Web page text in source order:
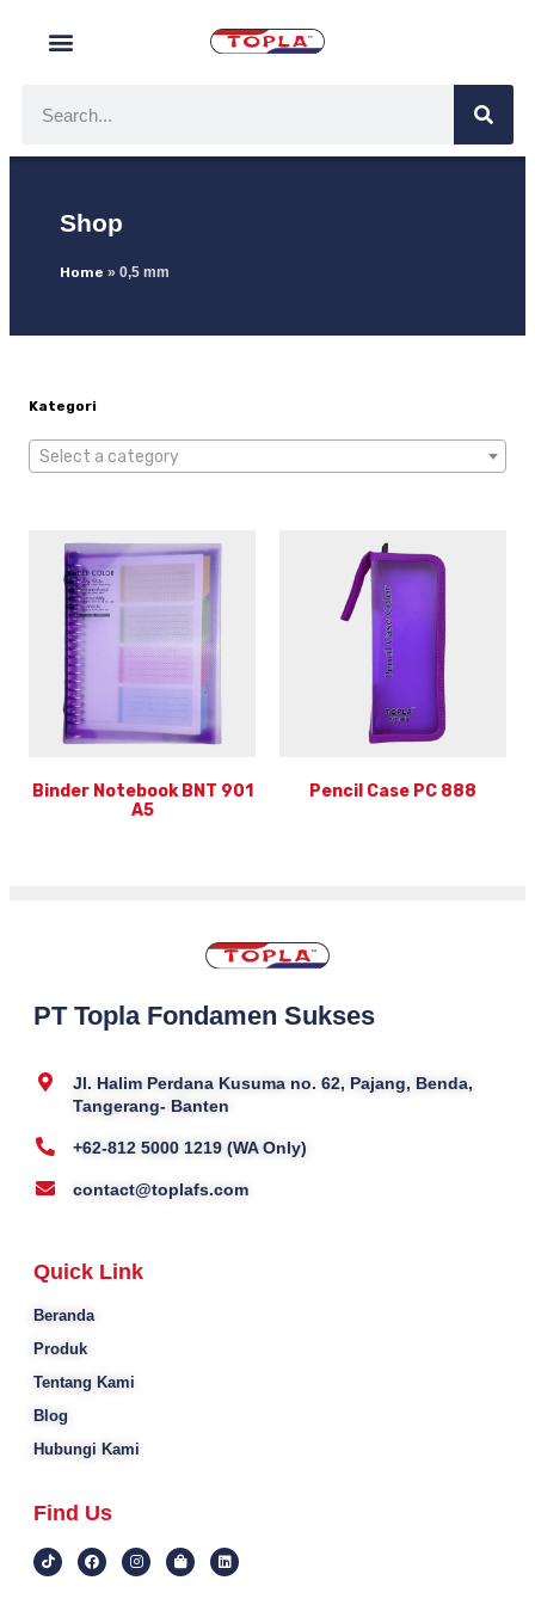
Shop
Home » 0,5 mm
Kategori
Select a category
Binder Notebook BNT 901
A5
Pencil Case PC 888
PT Topla Fondamen Sukses
Jl. Halim Perdana Kusuma no. 62, Pajang, Benda,
Tangerang- Banten
+62-812 5000 1219 (WA Only)
contact@toplafs.com
Quick Link
Beranda
Produk
Tentang Kami
Blog
Hubungi Kami
Find Us